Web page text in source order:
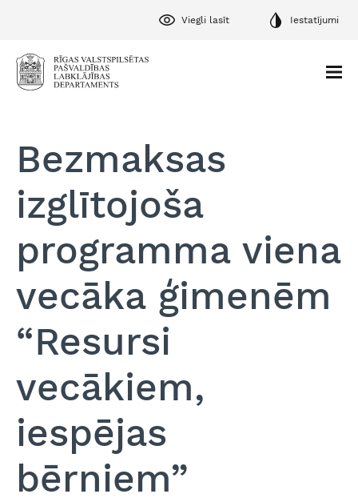
Viegli lasīt Iestatījumi
Bezmaksas
izglītojoša
programma viena
vecāka ģimenēm
“Resursi
vecākiem,
iespējas
bērniem”